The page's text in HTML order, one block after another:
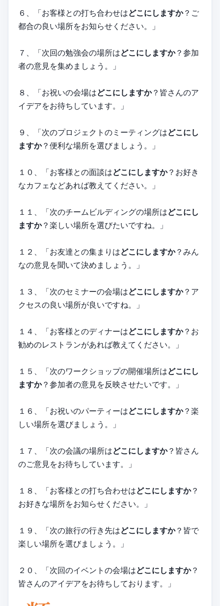
６、「お客様との打ち合わせはどこにしますか？ご
都合の良い場所をお知らせください。」
７、「次回の勉強会の場所はどこにしますか？参加
者の意見を集めましょう。」
８、「お祝いの会場はどこにしますか？皆さんのア
イデアをお待ちしています。」
９、「次のプロジェクトのミーティングはどこにし
ますか？便利な場所を選びましょう。」
１０、「お客様との面談はどこにしますか？お好き
なカフェなどあれば教えてください。」
１１、「次のチームビルディングの場所はどこにし
ますか？楽しい場所を選びたいですね。」
１２、「お友達との集まりはどこにしますか？みん
なの意見を聞いて決めましょう。」
１３、「次のセミナーの会場はどこにしますか？ア
クセスの良い場所が良いですね。」
１４、「お客様とのディナーはどこにしますか？お
勧めのレストランがあれば教えてください。」
１５、「次のワークショップの開催場所はどこにし
ますか？参加者の意見を反映させたいです。」
１６、「お祝いのパーティーはどこにしますか？楽
しい場所を選びましょう。」
１７、「次の会議の場所はどこにしますか？皆さん
のご意見をお待ちしています。」
１８、「お客様との打ち合わせはどこにしますか？
お好きな場所をお知らせください。」
１９、「次の旅行の行き先はどこにしますか？皆で
楽しい場所を選びましょう。」
２０、「次回のイベントの会場はどこにしますか？
皆さんのアイデアをお待ちしております。」